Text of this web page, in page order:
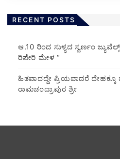
RECENT POSTS
ಆ.10 ರಿಂದ ಸುಳ್ಯದ ಸ್ವರ್ಣಂ
ರಿಪೇರಿ ಮೇಳ “
ಹಿತವಾದದ್ದೇ ಪ್ರಿಯವಾದರೆ
ರಾಮಚಂದ್ರಾಪುರ ಶ್ರೀ